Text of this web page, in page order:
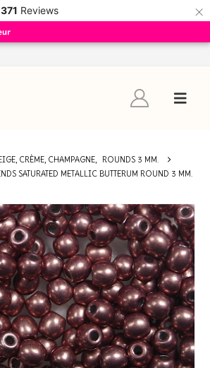
Reviews ×
CRÈME, CHAMPAGNE, ROUNDS 3 MM.
SATURATED METALLIC BUTTERUM ROUND 3 MM.